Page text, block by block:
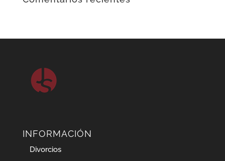
INFORMACIÓN
Divorcios